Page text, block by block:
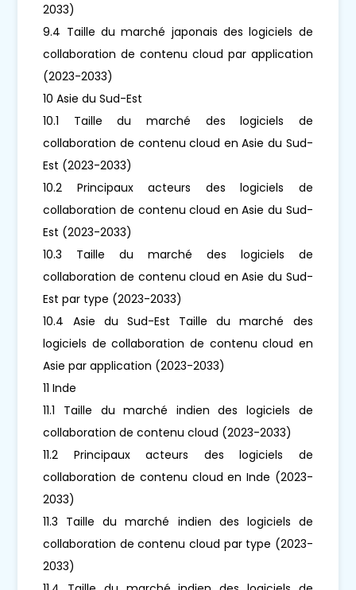
2033)
9.4 Taille du marché japonais des logiciels de
collaboration de contenu cloud par application
(2023-2033)
10 Asie du Sud-Est
10.1 Taille du marché des logiciels de
collaboration de contenu cloud en Asie du Sud-
Est (2023-2033)
10.2 Principaux acteurs des logiciels de
collaboration de contenu cloud en Asie du Sud-
Est (2023-2033)
10.3 Taille du marché des logiciels de
collaboration de contenu cloud en Asie du Sud-
Est par type (2023-2033)
10.4 Asie du Sud-Est Taille du marché des
logiciels de collaboration de contenu cloud en
Asie par application (2023-2033)
11 Inde
11.1 Taille du marché indien des logiciels de
collaboration de contenu cloud (2023-2033)
11.2 Principaux acteurs des logiciels de
collaboration de contenu cloud en Inde (2023-
2033)
11.3 Taille du marché indien des logiciels de
collaboration de contenu cloud par type (2023-
2033)